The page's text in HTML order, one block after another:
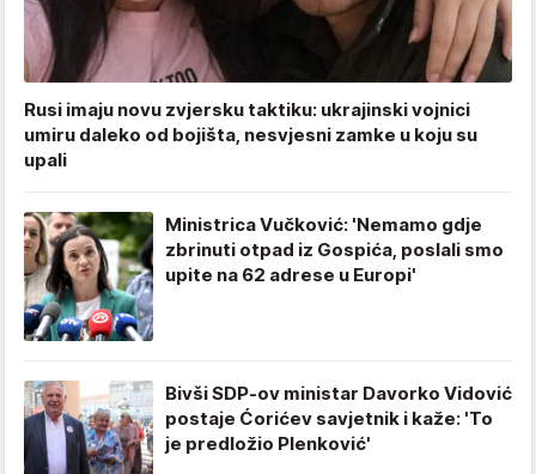
Rusi imaju novu zvjersku taktiku: ukrajinski vojnici
umiru daleko od bojišta, nesvjesni zamke u koju su
upali
Ministrica Vučković: 'Nemamo gdje
zbrinuti otpad iz Gospića, poslali smo
upite na 62 adrese u Europi'
Bivši SDP-ov ministar Davorko Vidović
postaje Ćorićev savjetnik i kaže: 'To
je predložio Plenković'